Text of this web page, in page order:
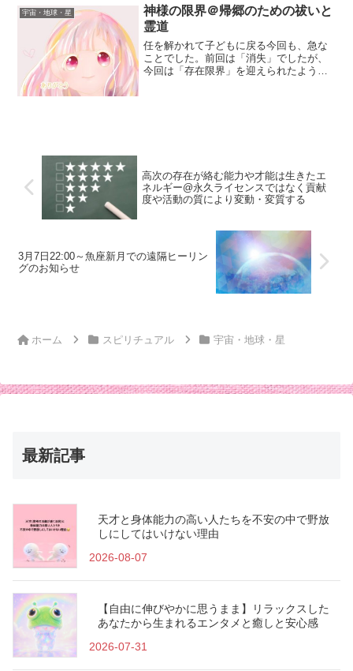
宇宙・地球・星
神様の限界＠帰郷のための祓いと
霊道
任を解かれて子どもに戻る今回も、急な
ことでした。前回は「消失」でしたが、
今回は「存在限界」を迎えられたよう
高次の存在が絡む能力や才能は生きたエ
ネルギー@永久ライセンスではなく貢献
度や活動の質により変動・変質する
3月7日22:00～魚座新月での遠隔ヒーリン
グのお知らせ
ホーム スピリチュアル 宇宙・地球・星
最新記事
天才と身体能力の高い人たちを不安の中で野放
しにしてはいけない理由
2026-08-07
【自由に伸びやかに思うまま】リラックスした
あなたから生まれるエンタメと癒しと安心感
2026-07-31